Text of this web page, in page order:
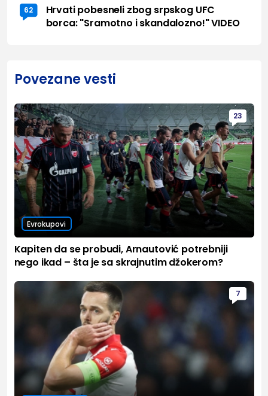
62
Hrvati pobesneli zbog srpskog UFC
borca: "Sramotno i skandalozno!" VIDEO
Povezane vesti
23
Evrokupovi
Kapiten da se probudi, Arnautović potrebniji
nego ikad – šta je sa skrajnutim džokerom?
7